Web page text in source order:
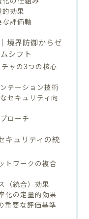
効果
評価軸
境界防御からゼ
シフト
ャの3つの核心
テーション技術
セキュリティ向
ローチ
キュリティの統
トワークの複合
（統合）効果
化の定量的効果
重要な評価基準